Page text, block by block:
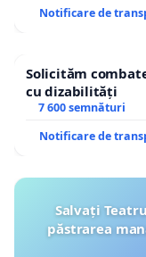
Notificare de
Solicităm
cu dizabilități
7 600 semnături
Notificare de
Salvați
păstrarea